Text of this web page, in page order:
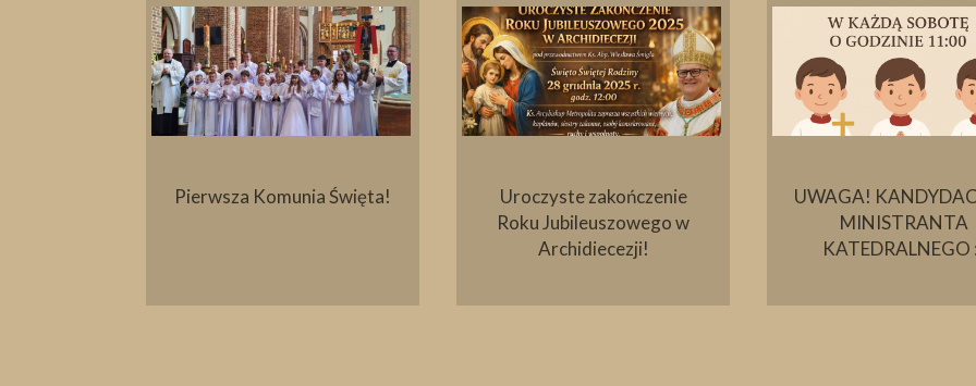
Pierwsza Komunia Święta!
Uroczyste zakończenie
Roku Jubileuszowego w
Archidiecezji!
UWAGA!
MINISTRANTA
KATEDRALNEGO